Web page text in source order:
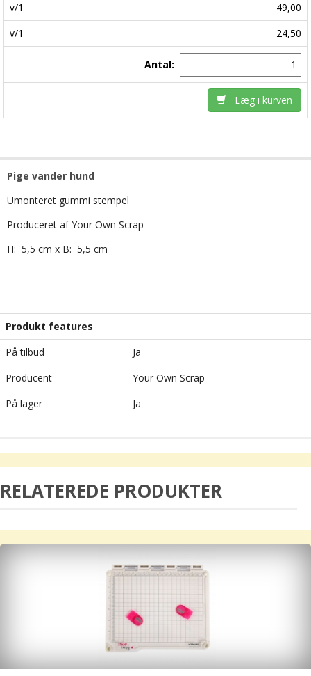
v/1
49,00
v/1
24,50
Antal:
Læg i kurven
Pige vander hund
Umonteret gummi stempel
Produceret af Your Own Scrap
H: 5,5 cm x B: 5,5 cm
Produkt features
På tilbud
Ja
Producent
Your Own Scrap
På lager
Ja
RELATEREDE PRODUKTER